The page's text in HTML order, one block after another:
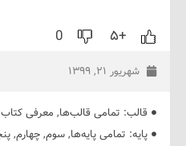
0
۲۱, ۱۳۹۹
تمامی قالب‌ها,معرفی کتاب
تمامی پایه‌ها,سوم,چهارم,پنجم,ششم